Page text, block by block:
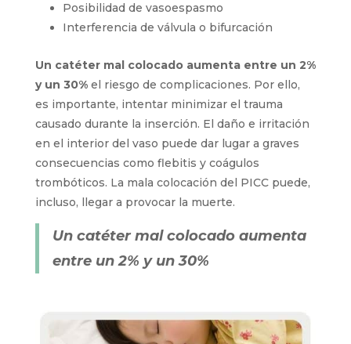
Posibilidad de vasoespasmo
Interferencia de válvula o bifurcación
Un catéter mal colocado aumenta entre un 2%
y un 30%el riesgo de complicaciones. Por ello,
es importante, intentar minimizar el trauma
causado durante la inserción. El daño e irritación
en el interior del vaso puede dar lugar a graves
consecuencias como flebitis y coágulos
trombóticos. La mala colocación del PICC puede,
incluso, llegar a provocar la muerte.
Un catéter mal colocado aumenta
entre un 2% y un 30%